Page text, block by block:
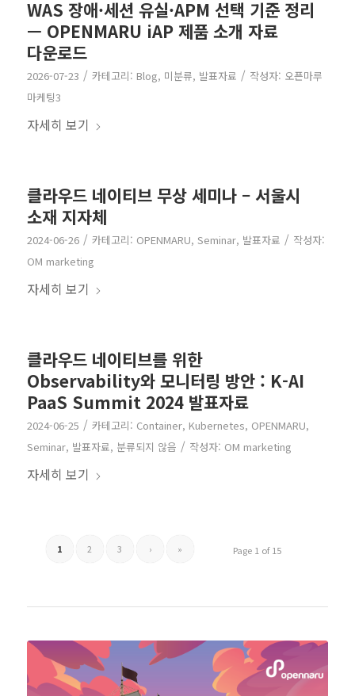
WAS 장애·세션 유실·APM 선택 기준 정리
— OPENMARU iAP 제품 소개 자료
다운로드
2026-07-23 / 카테고리: Blog, 미분류, 발표자료 / 작성자: 오픈마루
마케팅3
자세히 보기
클라우드 네이티브 무상 세미나 – 서울시
소재 지자체
2024-06-26 / 카테고리: OPENMARU, Seminar, 발표자료 / 작성자:
OM marketing
자세히 보기
클라우드 네이티브를 위한
Observability와 모니터링 방안 : K-AI
PaaS Summit 2024 발표자료
2024-06-25 / 카테고리: Container, Kubernetes, OPENMARU,
Seminar, 발표자료, 분류되지 않음 / 작성자: OM marketing
자세히 보기
Page 1 of 15
1 2 3 › »